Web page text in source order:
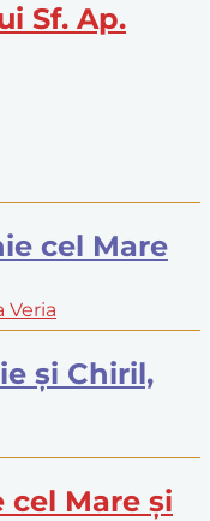
Sf. Ap.
cel Mare
Veria
și Chiril,
cel Mare și